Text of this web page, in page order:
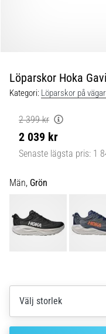
är
de
och
hur
genomförs
de?
testar
run
snabbhet,
smidighet
utförs
det
korrekt,
var
Löparskor Hoka
Kategori: Löparskor på
2 399 kr
2 039 kr
Senaste lägsta pris: 1
Män, Grön
Välj storlek